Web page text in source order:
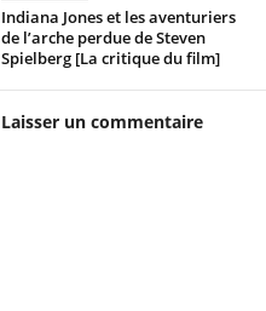
Indiana Jones et les aventuriers
de l’arche perdue de Steven
Spielberg [La critique du film]
Laisser un commentaire